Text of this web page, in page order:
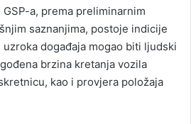
a, prema preliminarnim
saznanjima, postoje indicije
događaja mogao biti ljudski
brzina kretanja vozila
kao i provjera položaja